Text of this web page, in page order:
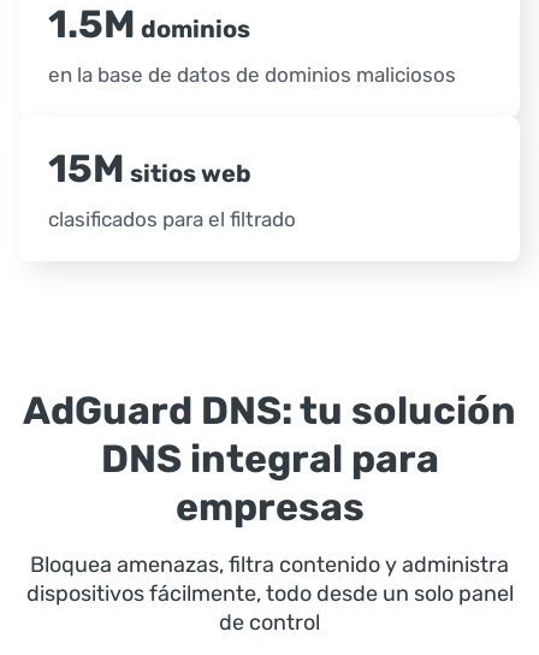
1.5M dominios
en la base de datos de dominios maliciosos
15M sitios web
clasificados para el filtrado
AdGuard DNS: tu solución
DNS integral para
empresas
Bloquea amenazas, filtra contenido y administra
dispositivos fácilmente, todo desde un solo panel
de control